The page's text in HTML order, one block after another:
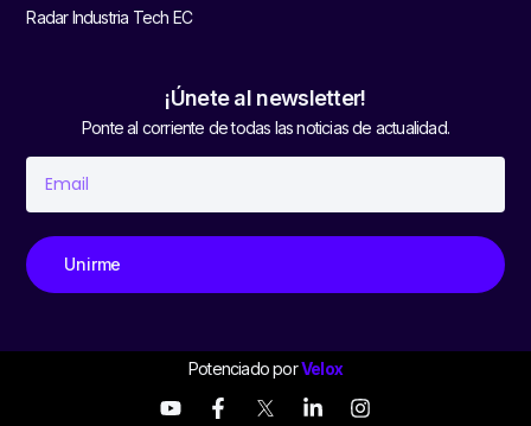
Radar Industria Tech EC
¡Únete al newsletter!
Ponte al corriente de todas las noticias de actualidad.
Unirme
Potenciado porVelox